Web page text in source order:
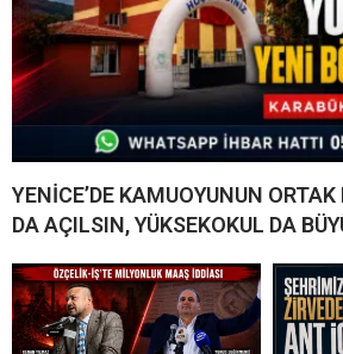
YENİCE’DE KAMUOYUNUN
DA AÇILSIN, YÜKSEKOKUL DA